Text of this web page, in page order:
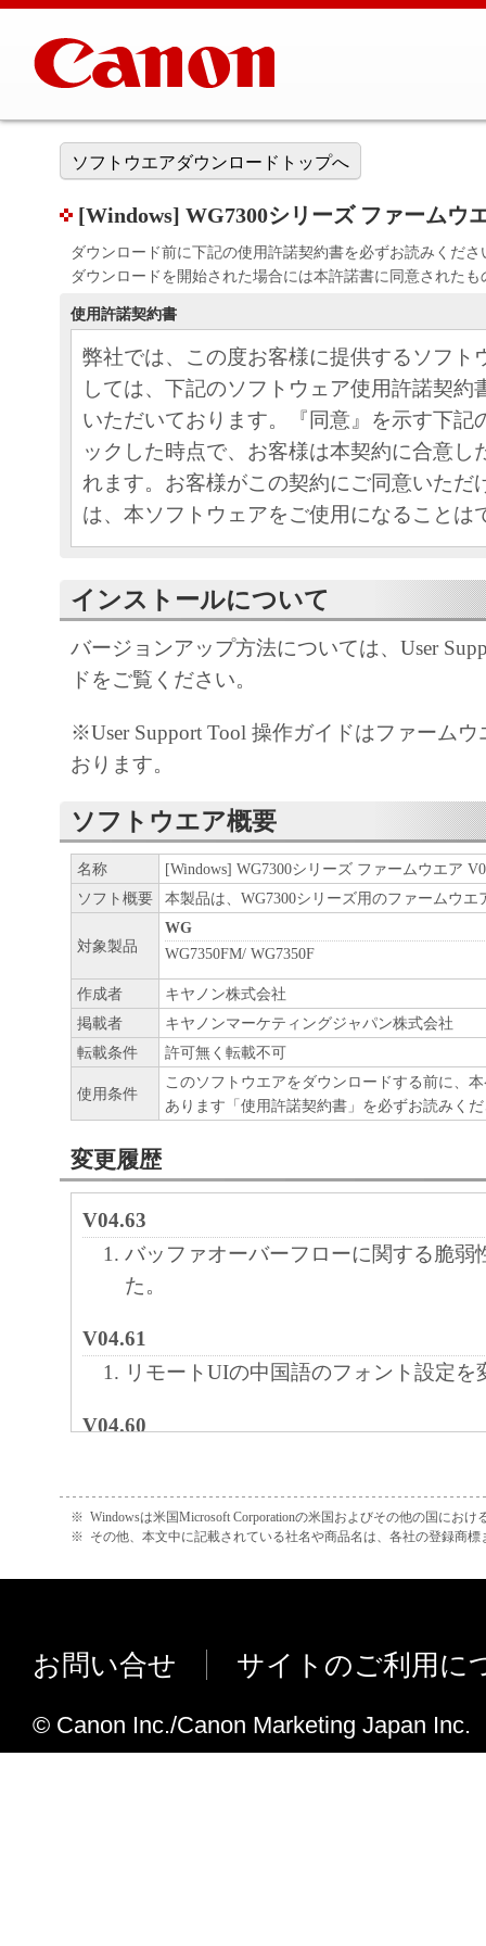
ソフトウエアダウンロードトップへ
[Windows] WG7300シリーズ ファームウ
ダウンロード前に下記の使用許諾契約書を必ずお読みくださ
ダウンロードを開始された場合には本許諾書に同意された
使用許諾契約書
弊社では、この度お客様に提供するソフト
しては、下記のソフトウェア使用許諾契約
いただいております。『同意』を示す下記
ックした時点で、お客様は本契約に合意し
れます。お客様がこの契約にご同意いただ
は、本ソフトウェアをご使用になることは
キヤノン株式会社（以下、キヤノンといい
客様に対し、本契約とともに提供する、キ
タル複合機、カラーコピー機、プリンタ（
プソフトウェア（以下、「許諾ソフトウェ
す。）の非独占的使用権を下記条項に基づ
様も下記条項にご同意いただくものとしま
１.使用許諾
(1) お客様は、「許諾ソフトウェア」を、
にネットワークで接続されたコンピュータ
ピュータ」と言います。）を経由して、お
ている｢キヤノン製品｣にインストールし、
できます。
(2) お客様は「許諾ソフトウェア」を「キ
ンストール完了後、「コンピュータ」上の
ェア」を消去するものとします。
(3) 本契約に明示的に定める場合を除き、
ヤノンのライセンサーのいかなる知的財産
と黙示たるとを問わず、本契約によってお
いは許諾されるものではありません。
２. 制限
は貸与その他の方法により、第三者に「許
ア」を使用させることはできません。
(2)お客様は、「許諾ソフトウェア」の全部
このような行為をさせてはなりません。
もしくは削除してはなりません。
４. 所有権
「許諾ソフトウェア」に係る権原および所
インストールについて
バージョンアップ方法については、User
ドをご覧ください。
※User Support Tool 操作ガイドはファーム
おります。
ソフトウエア概要
名称
[Windows] WG7300シリーズ ファームウエア
ソフト概要
本製品は、WG7300シリーズ用のファームウ
対象製品
WG
WG7350FM/ WG7350F
作成者
キヤノン株式会社
掲載者
キヤノンマーケティングジャパン株式会社
転載条件
許可無く転載不可
使用条件
このソフトウエアをダウンロードする前に、
あります「使用許諾契約書」を必ずお読みく
変更履歴
V04.63
バッファオーバーフローに関する脆弱
た。
V04.61
リモートUIの中国語のフォント設定を
V04.60
した。
V04.09
AirPrintに対応しました。
自動メンテナンスの実施タイミングを
※ Windowsは米国Microsoft Corporationの米国およびその他の国におけ
※ その他、本文中に記載されている社名や商品名は、各社の登録商標
お問い合せ サイトのご利用に
© Canon Inc./Canon Marketing Japan Inc.